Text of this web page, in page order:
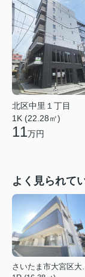
北区中里１丁目
1K (22.28㎡)
11万円
よく見られて